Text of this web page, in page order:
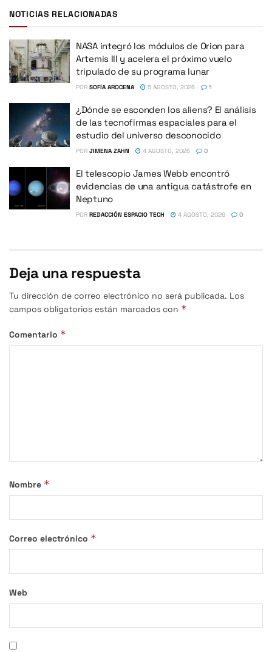
NOTICIAS RELACIONADAS
NASA integró los módulos de Orion para
Artemis III y acelera el próximo vuelo
tripulado de su programa lunar
POR SOFÍA AROCENA 5 AGOSTO, 2026 1
¿Dónde se esconden los aliens? El análisis
de las tecnofirmas espaciales para el
estudio del universo desconocido
POR JIMENA ZAHN 4 AGOSTO, 2026 0
El telescopio James Webb encontró
evidencias de una antigua catástrofe en
Neptuno
POR REDACCIÓN ESPACIO TECH 4 AGOSTO, 2026 0
Deja una respuesta
Tu dirección de correo electrónico no será publicada. Los
campos obligatorios están marcados con *
Comentario *
Nombre *
Correo electrónico *
Web